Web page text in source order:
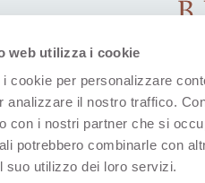
web utilizza i cookie
cookie per personalizzare
analizzare il nostro traffico.
con i nostri partner che si
potrebbero combinarle con
suo utilizzo dei loro servizi.